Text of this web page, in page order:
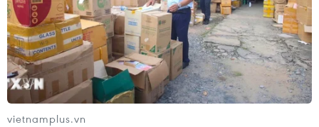
Kremlin phải kích hoạt báo
động phòng không diện
rộng và khẩn cấp.
NGHE
phía nam Thành phố Hà
Nội.
NGHE
vietnamplus.vn